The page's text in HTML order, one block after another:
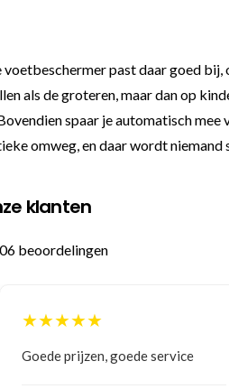
past daar goed
als de groteren, maar dan op
spaar je automatisch
omweg, en daar wordt niemand
klanten
beoordelingen
★★★★★
Goede prijzen, goede service